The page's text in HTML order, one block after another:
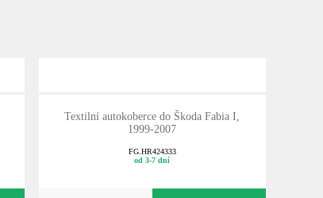
Textilní autokoberce do Škoda Fabia I,
1999-2007
FG.HR424333
od 3-7 dní